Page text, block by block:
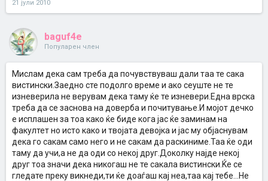
21 јули 2010
baguf4e
Популарен член
Мислам дека сам треба да почувствуваш дали таа те сака
вистински.Заедно сте подолго време и ако сеуште не те
изневерила не верувам дека таму ќе те изневери.Една врска
треба да се заснова на доверба и почитување.И мојот дечко
е исплашен за тоа како ќе биде кога јас ќе заминам на
факултет но исто како и твојата девојка и јас му објаснувам
дека го сакам само него и не сакам да раскиниме.Таа ќе оди
таму да учи,а не да оди со некој друг.Доколку најде некој
друг тоа значи дека никогаш не те сакала вистински.Ќе се
гледате преку викнеди,ти ќе доаѓаш кај неа,таа кај тебе...Не